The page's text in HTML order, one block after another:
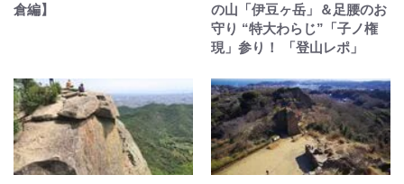
倉編】
の山「伊豆ヶ岳」＆足腰のお
守り “特大わらじ”「子ノ権
現」参り！ 「登山レポ」